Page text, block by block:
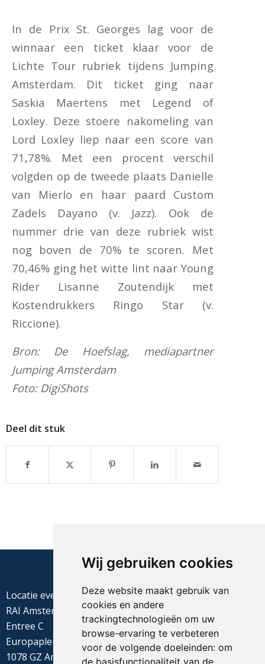
Wij gebruiken cookies
Deze website maakt gebruik van
cookies en andere
trackingtechnologieën om uw
browse-ervaring te verbeteren
voor de volgende doeleinden: om
de basisfunctionaliteit van de
In de Prix St. Georges lag voor de
winnaar een ticket klaar voor de
Lichte Tour rubriek tijdens Jumping
Amsterdam. Dit ticket ging naar
Saskia Maertens met Legend of
Loxley. Deze stoere nakomeling van
Lord Loxley liep naar een score van
71,78%. Met een procent verschil
volgden op de tweede plaats Danielle
van Mierlo en haar paard Custom
Zadels Dayano (v. Jazz). Ook de
nummer drie van deze rubriek wist
nog boven de 70% te scoren. Met
70,46% ging het witte lint naar Young
Rider Lisanne Zoutendijk met
Kostendrukkers Ringo Star (v.
Riccione).
Bron: De Hoefslag, mediapartner
Jumping Amsterdam
Foto: DigiShots
Deel dit stuk
Locatie evenement
RAI Amsterdam
Entree C
Europaplein 22
1078 GZ Amsterdam